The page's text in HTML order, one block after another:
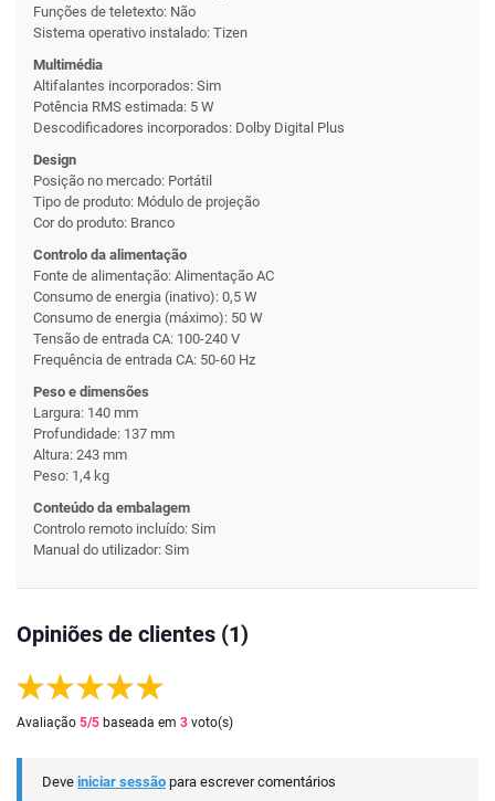
Funções de teletexto: Não
Sistema operativo instalado: Tizen
Multimédia
Altifalantes incorporados: Sim
Potência RMS estimada: 5 W
Descodificadores incorporados: Dolby Digital Plus
Design
Posição no mercado: Portátil
Tipo de produto: Módulo de projeção
Cor do produto: Branco
Controlo da alimentação
Fonte de alimentação: Alimentação AC
Consumo de energia (inativo): 0,5 W
Consumo de energia (máximo): 50 W
Tensão de entrada CA: 100-240 V
Frequência de entrada CA: 50-60 Hz
Peso e dimensões
Largura: 140 mm
Profundidade: 137 mm
Altura: 243 mm
Peso: 1,4 kg
Conteúdo da embalagem
Controlo remoto incluído: Sim
Manual do utilizador: Sim
Opiniões de clientes (1)
Avaliação 5/5 baseada em 3 voto(s)
Deve iniciar sessão para escrever comentários